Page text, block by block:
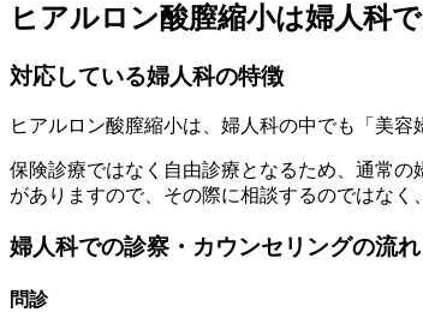
ヒアルロン酸膣縮小は婦人科
対応している婦人科の特徴
ヒアルロン酸膣縮小は、婦人科の中でも「美
保険診療ではなく自由診療となるため、通常
がありますので、その際に相談するのではなく
婦人科での診察・カウンセリングの流れ
問診